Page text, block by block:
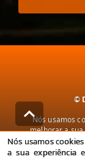
©
Nós usamos
melhorar a
publicidade e
nossos serviços,
Nós usamos
a sua experiência